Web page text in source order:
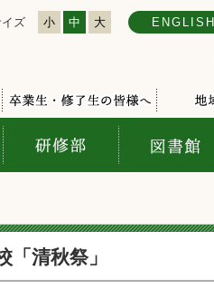
ズ 小 中 大 ENGLISH
「清秋祭」